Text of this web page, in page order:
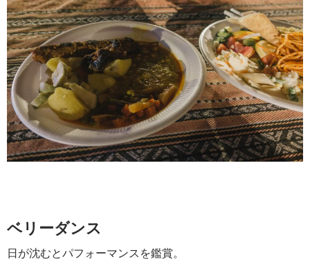
ベリーダンス
日が沈むとパフォーマンスを鑑賞。